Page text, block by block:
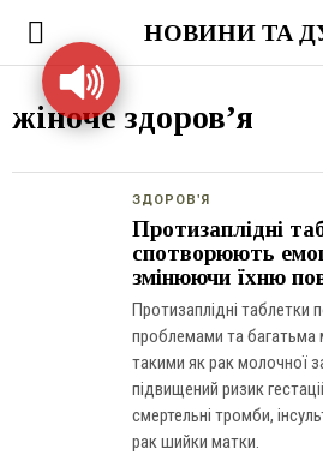
НОВИНИ ТА
жіноче здоровʼя
ЗДОРОВ'Я
Протизаплідні
спотворюють
змінюючи їхню
Протизаплідні таблетки
проблемами та
такими як рак молочної
підвищений ризик
смертельні тромби,
рак шийки матки.